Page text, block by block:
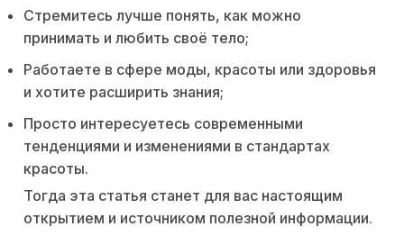
Стремитесь лучше понять, как можно
принимать и любить своё тело;
Работаете в сфере моды, красоты или здоровья
и хотите расширить знания;
Просто интересуетесь современными
тенденциями и изменениями в стандартах
красоты.
Тогда эта статья станет для вас настоящим
открытием и источником полезной информации.